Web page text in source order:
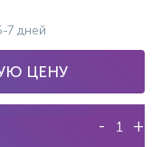
7 дней
ЦЕНУ
- +